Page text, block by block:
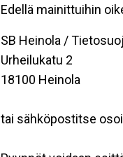
Edellä mainittuihin
SB Heinola /
Urheilukatu 2
18100 Heinola
tai sähköpostitse